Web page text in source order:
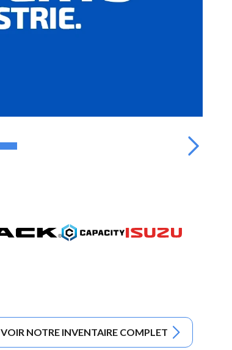
VOIR NOTRE INVENTAIRE COMPLET